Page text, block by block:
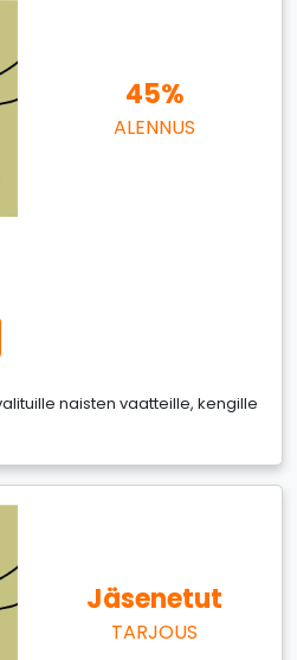
45%
ALENNUS
naisten vaatteille, kengille
Jäsenetut
TARJOUS